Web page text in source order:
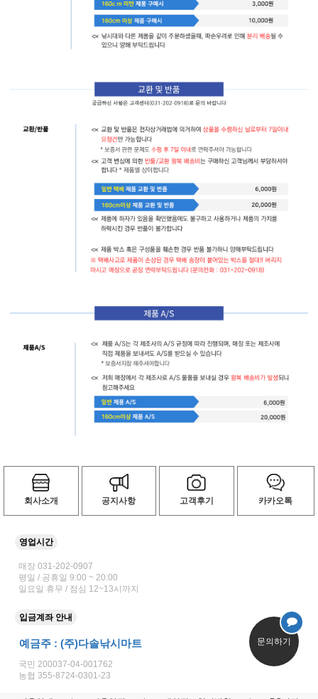
회사소개 공지사항 고객후기 카카오톡
영업시간
매장 031-202-0907
평일 / 공휴일 9:00 ~ 20:00
일요일 휴무 / 점심 12~13시까지
입금계좌 안내
예금주 : (주)다솔낚시마트
국민 200037-04-001762
농협 355-8724-0301-23
문의하기